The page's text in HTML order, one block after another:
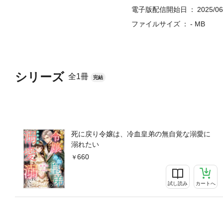
シリーズ 全1冊 完結
死に戻り令嬢は、冷血皇弟の無自覚な溺愛に
溺れたい
660
試し読み カートへ
電子版配信開始日
2025/
ファイルサイズ
- MB